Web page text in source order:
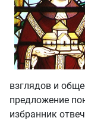
взглядов и
предложение
избранник